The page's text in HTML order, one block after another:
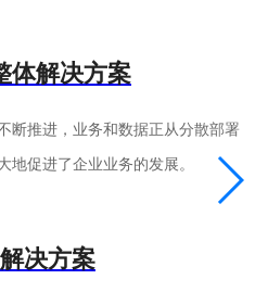
体解决方案
断推进，业务和数据正从分散部署
地促进了企业业务的发展。
决方案